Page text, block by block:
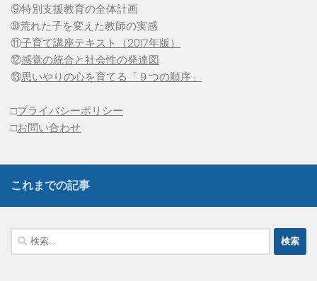
⑨特別支援教育の全体計画
➉荒れた子を変えた教師の実感
⑪子育て講座テキスト（2017年版）
⑫感覚の統合と社会性の発達図
⑬思いやりの心を育てる「９つの順序」
□プライバシーポリシー
□お問い合わせ
これまでの記事
検
索: